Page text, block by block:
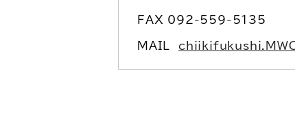
FAX 092-559-5135
MAIL